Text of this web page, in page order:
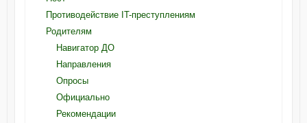
Противодействие IT-преступлениям
Родителям
Навигатор ДО
Направления
Опросы
Официально
Рекомендации